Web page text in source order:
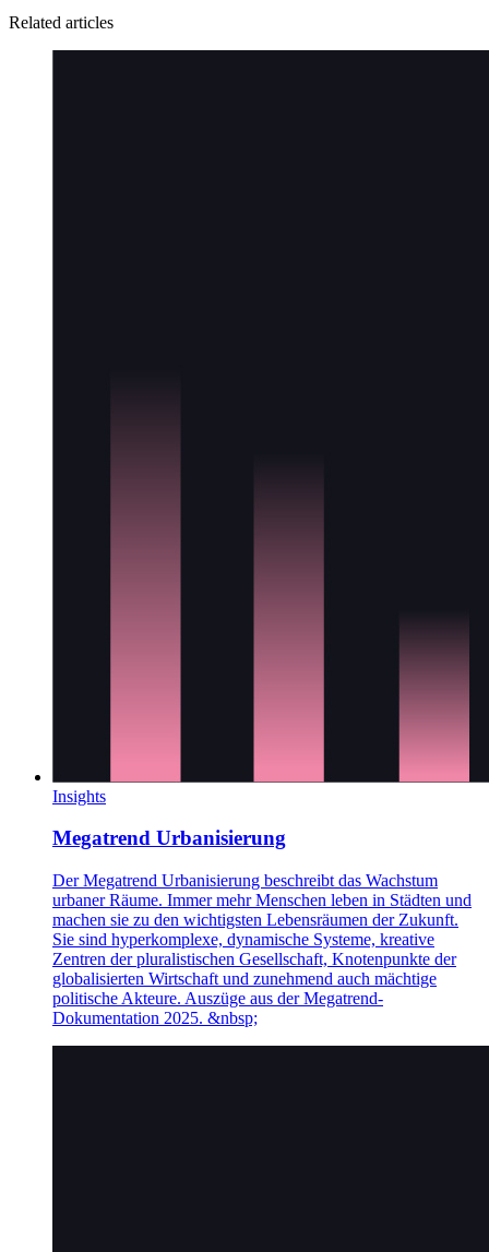
Related articles
Insights
Megatrend Urbanisierung
Der Megatrend Urbanisierung beschreibt das Wachstum
urbaner Räume. Immer mehr Menschen leben in Städten und
machen sie zu den wichtigsten Lebensräumen der Zukunft.
Sie sind hyperkomplexe, dynamische Systeme, kreative
Zentren der pluralistischen Gesellschaft, Knotenpunkte der
globalisierten Wirtschaft und zunehmend auch mächtige
politische Akteure. Auszüge aus der Megatrend-
Dokumentation 2025. &nbsp;